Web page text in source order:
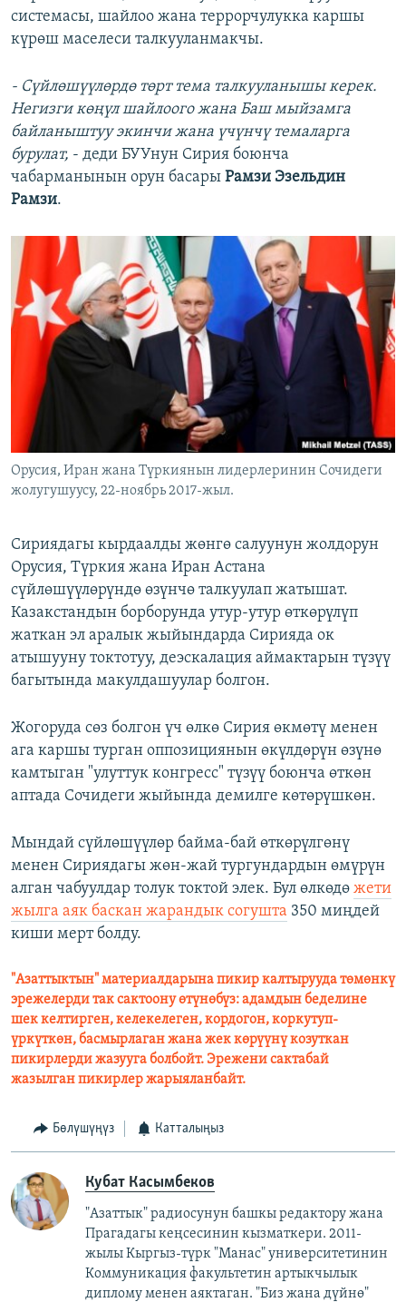
системасы, шайлоо жана террорчулукка каршы
күрөш маселеси талкууланмакчы.
- Сүйлөшүүлөрдө төрт тема талкууланышы керек.
Негизги көңүл шайлоого жана Баш мыйзамга
байланыштуу экинчи жана үчүнчү темаларга
бурулат, - деди БУУнун Сирия боюнча
чабарманынын орун басары Рамзи Эзельдин
Рамзи.
Орусия, Иран жана Түркиянын лидерлеринин Сочидеги
жолугушуусу, 22-ноябрь 2017-жыл.
Сириядагы кырдаалды жөнгө салуунун жолдорун
Орусия, Түркия жана Иран Астана
сүйлөшүүлөрүндө өзүнчө талкуулап жатышат.
Казакстандын борборунда утур-утур өткөрүлүп
жаткан эл аралык жыйындарда Сирияда ок
атышууну токтотуу, деэскалация аймактарын түзүү
багытында макулдашуулар болгон.
Жогоруда сөз болгон үч өлкө Сирия өкмөтү менен
ага каршы турган оппозициянын өкүлдөрүн өзүнө
камтыган "улуттук конгресс" түзүү боюнча өткөн
аптада Сочидеги жыйында демилге көтөрүшкөн.
Мындай сүйлөшүүлөр байма-бай өткөрүлгөнү
менен Сириядагы жөн-жай тургундардын өмүрүн
алган чабуулдар толук токтой элек. Бул өлкөдө жети
жылга аяк баскан жарандык согушта 350 миңдей
киши мерт болду.
"Азаттыктын" материалдарына пикир калтырууда төмөнкү
эрежелерди так сактоону өтүнөбүз: адамдын беделине
шек келтирген, келекелеген, кордогон, коркутуп-
үркүткөн, басмырлаган жана жек көрүүнү козуткан
пикирлерди жазууга болбойт. Эрежени сактабай
жазылган пикирлер жарыяланбайт.
Бөлүшүңүз Катталыңыз
Кубат Касымбеков
"Азаттык" радиосунун башкы редактору жана
Прагадагы кеңсесинин кызматкери. 2011-
жылы Кыргыз-түрк "Манас" университетинин
Коммуникация факультетин артыкчылык
диплому менен аяктаган. "Биз жана дүйнө"